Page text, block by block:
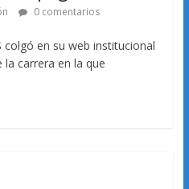
0 comentarios
colgó en su web institucional
carrera en la que